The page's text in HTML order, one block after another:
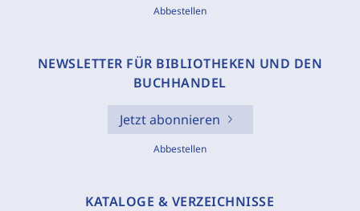
Abbestellen
NEWSLETTER FÜR BIBLIOTHEKEN UND DEN
BUCHHANDEL
Jetzt abonnieren
Abbestellen
KATALOGE & VERZEICHNISSE